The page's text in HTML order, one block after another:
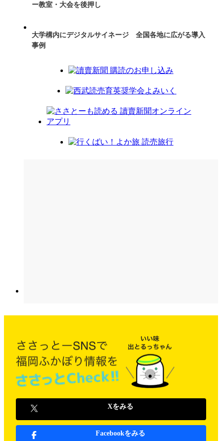
ー教室・大会を後押し
大学構内にデジタルサイネージ 全国各地に広がる導入
事例
Xをみる
Facebookをみる